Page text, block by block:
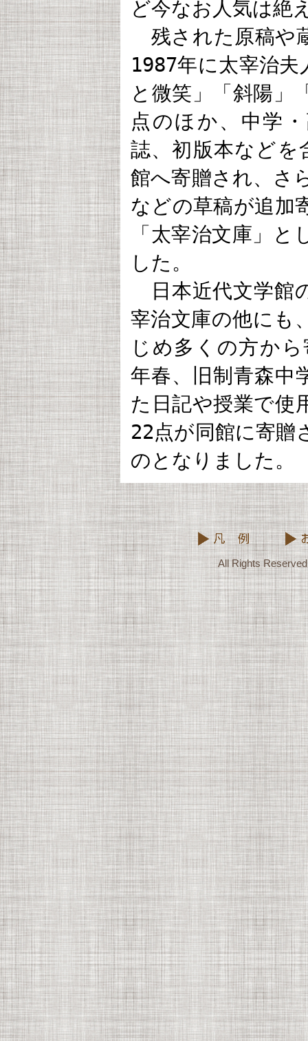
ど今なお人気は絶
残された原稿や
1987年に太宰治夫
と微笑」「斜陽」
点のほか、中学
誌、初版本などを
館へ寄贈され、さ
などの草稿が追加
「太宰治文庫」
した。
日本近代文学館
宰治文庫の他にも
じめ多くの方か
年春、旧制青森中
た日記や授業で使
22点が同館に寄贈
のとなりました。
All Rights